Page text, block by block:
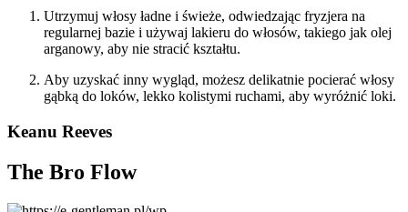
Utrzymuj włosy ładne i świeże, odwiedzając fryzjera na
regularnej bazie i używaj lakieru do włosów, takiego jak olej
arganowy, aby nie stracić kształtu.
Aby uzyskać inny wygląd, możesz delikatnie pocierać włosy
gąbką do loków, lekko kolistymi ruchami, aby wyróżnić loki.
Keanu Reeves
The Bro Flow